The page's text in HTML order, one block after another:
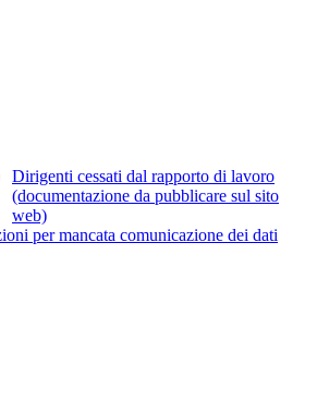
Dirigenti cessati dal rapporto di lavoro
(documentazione da pubblicare sul sito
web)
per mancata comunicazione dei dati